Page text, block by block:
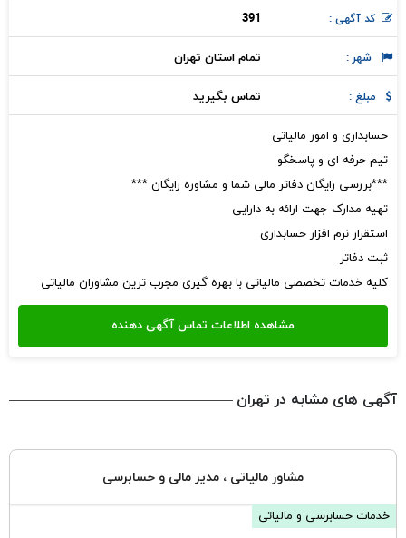
کد آگهی : 391
شهر : تمام استان تهران
مبلغ : تماس بگیرید
حسابداری و امور مالیاتی
تیم حرفه ای و پاسخگو
***بررسی رایگان دفاتر مالی شما و مشاوره رایگان ***
تهیه مدارک جهت ارائه به دارایی
استقرار نرم افزار حسابداری
ثبت دفاتر
کلیه خدمات تخصصی مالیاتی با بهره گیری مجرب ترین مشاوران مالیاتی
آگهی های مشابه در تهران
مشاور مالیاتی ، مدیر مالی و حسابرسی
خدمات حسابرسی و مالیاتی